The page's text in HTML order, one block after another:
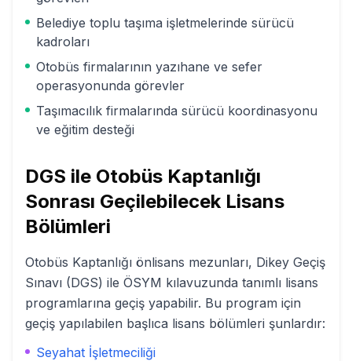
Belediye toplu taşıma işletmelerinde sürücü
kadroları
Otobüs firmalarının yazıhane ve sefer
operasyonunda görevler
Taşımacılık firmalarında sürücü koordinasyonu
ve eğitim desteği
DGS ile Otobüs Kaptanlığı
Sonrası Geçilebilecek Lisans
Bölümleri
Otobüs Kaptanlığı önlisans mezunları, Dikey Geçiş
Sınavı (DGS) ile ÖSYM kılavuzunda tanımlı lisans
programlarına geçiş yapabilir. Bu program için
geçiş yapılabilen başlıca lisans bölümleri şunlardır:
Seyahat İşletmeciliği